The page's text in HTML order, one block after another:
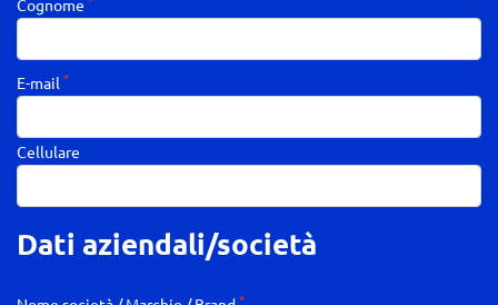
Cognome
E-mail *
Cellulare
Dati aziendali/società
*